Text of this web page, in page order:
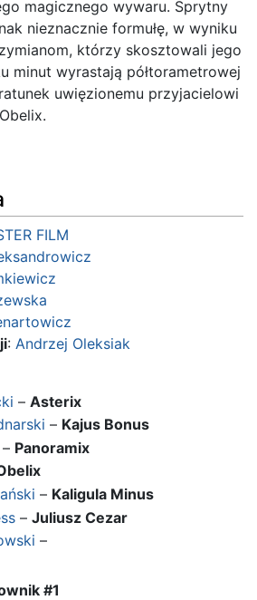
magicznego wywaru. Sprytny
nieznacznie formułę, w wyniku
którzy skosztowali jego
minut wyrastają półtorametrowej
uwięzionemu przyjacielowi
FILM
: Andrzej Oleksiak
– Asterix
– Kajus Bonus
– Panoramix
– Kaligula Minus
– Juliusz Cezar
–
#1